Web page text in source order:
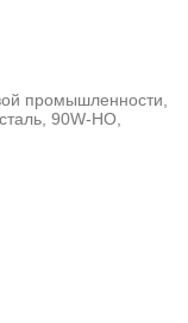
промышленности,
90W-HO,